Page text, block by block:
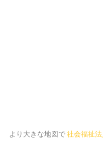
より大きな地図で社会福祉